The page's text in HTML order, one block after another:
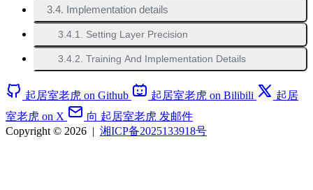
3.4. Implementation details
3.4.1. Setting Layer Precision
3.4.2. Training And Implementation Details
起居室老虎 on Github 起居室老虎 on Bilibili
起居
室老虎 on X
向 起居室老虎 发邮件
Copyright © 2026 | 湘ICP备2025133918号